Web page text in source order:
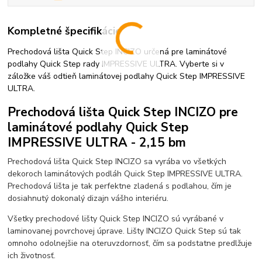
Kompletné špecifikácie
Prechodová lišta Quick Step INCIZO určená pre laminátové
podlahy Quick Step rady IMPRESSIVE ULTRA. Vyberte si v
záložke váš odtieň laminátovej podlahy Quick Step IMPRESSIVE
ULTRA.
Prechodová lišta Quick Step INCIZO pre
laminátové podlahy Quick Step
IMPRESSIVE ULTRA - 2,15 bm
Prechodová lišta Quick Step INCIZO sa vyrába vo všetkých
dekoroch laminátových podláh Quick Step IMPRESSIVE ULTRA.
Prechodová lišta je tak perfektne zladená s podlahou, čím je
dosiahnutý dokonalý dizajn vášho interiéru.
Všetky prechodové lišty Quick Step INCIZO sú vyrábané v
laminovanej povrchovej úprave. Lišty INCIZO Quick Step sú tak
omnoho odolnejšie na oteruvzdornosť, čím sa podstatne predlžuje
ich životnosť.